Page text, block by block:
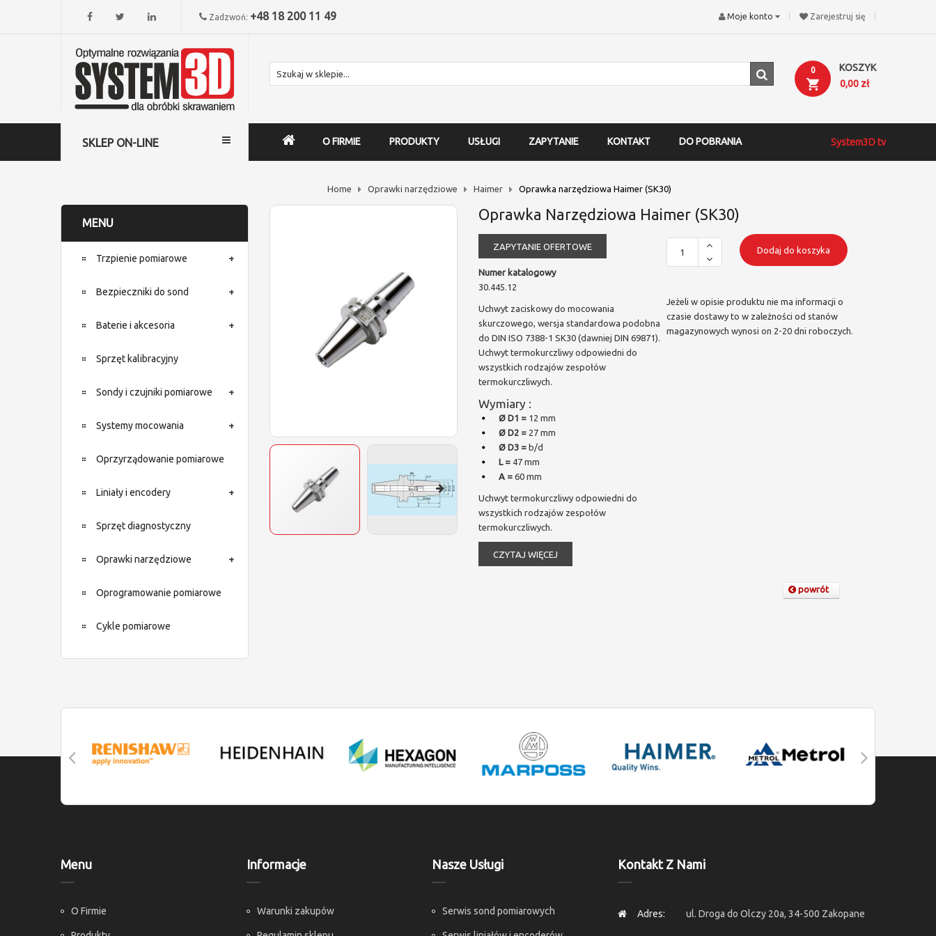
Zadzwoń: +48 18 200 11 49 Zarejestruj się
Moje konto
KOSZYK
0
0,00 zł
SKLEP ON-LINE O FIRMIE PRODUKTY USŁUGI ZAPYTANIE KONTAKT DO POBRANIA System3D tv
Home Oprawki narzędziowe Haimer Oprawka narzędziowa Haimer (SK30)
MENU
Trzpienie pomiarowe
Bezpieczniki do sond
Baterie i akcesoria
Sprzęt kalibracyjny
Sondy i czujniki pomiarowe
Systemy mocowania
Oprzyrządowanie pomiarowe
Liniały i encodery
Sprzęt diagnostyczny
Oprawki narzędziowe
Oprogramowanie pomiarowe
Cykle pomiarowe
Oprawka Narzędziowa Haimer (SK30)
ZAPYTANIE OFERTOWE
Numer katalogowy
30.445.12
Uchwyt zaciskowy do mocowania
skurczowego, wersja standardowa podobna
do DIN ISO 7388-1 SK30 (dawniej DIN 69871).
Uchwyt termokurczliwy odpowiedni do
wszystkich rodzajów zespołów
termokurczliwych.
Wymiary :
Ø D1 =12 mm
Ø D2 =27 mm
Ø D3 =b/d
L =47 mm
A =60 mm
Uchwyt termokurczliwy odpowiedni do
wszystkich rodzajów zespołów
termokurczliwych.
CZYTAJ WIĘCEJ
Dodaj do koszyka
Jeżeli w opisie produktu nie ma informacji o
czasie dostawy to w zależności od stanów
magazynowych wynosi on 2-20 dni roboczych.
powrót
Menu
O Firmie
Informacje
Warunki zakupów
Nasze Usługi
Serwis sond pomiarowych
Kontakt Z Nami
Adres: ul. Droga do Olczy 20a, 34-500 Zakopane